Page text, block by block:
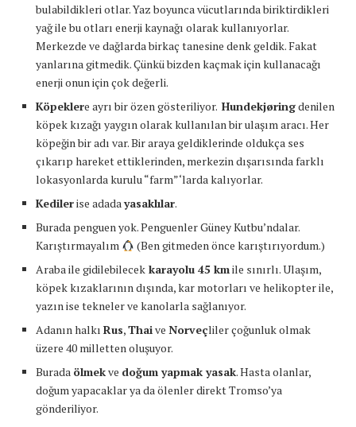
bulabildikleri otlar. Yaz boyunca vücutlarında biriktirdikleri
yağ ile bu otları enerji kaynağı olarak kullanıyorlar.
Merkezde ve dağlarda birkaç tanesine denk geldik. Fakat
yanlarına gitmedik. Çünkü bizden kaçmak için kullanacağı
enerji onun için çok değerli.
Köpeklere ayrı bir özen gösteriliyor. Hundekjøringdenilen
köpek kızağı yaygın olarak kullanılan bir ulaşım aracı. Her
köpeğin bir adı var. Bir araya geldiklerinde oldukça ses
çıkarıp hareket ettiklerinden, merkezin dışarısında farklı
lokasyonlarda kurulu “farm”‘larda kalıyorlar.
Kedilerise adadayasaklılar.
Burada penguen yok. Penguenler Güney Kutbu’ndalar.
Karıştırmayalım
(Ben gitmeden önce karıştırıyordum.)
Araba ile gidilebilecek karayolu 45 kmile sınırlı. Ulaşım,
köpek kızaklarının dışında, kar motorları ve helikopter ile,
yazın ise tekneler ve kanolarla sağlanıyor.
Adanın halkı Rus,Thaive Norveçliler çoğunluk olmak
üzere 40 milletten oluşuyor.
Burada ölmekve doğum yapmak yasak. Hasta olanlar,
doğum yapacaklar ya da ölenler direkt Tromso’ya
gönderiliyor.